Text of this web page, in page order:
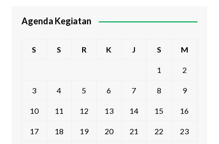
Agenda Kegiatan
S S R K J S M
1 2
3 4 5 6 7 8 9
10 11 12 13 14 15 16
17 18 19 20 21 22 23